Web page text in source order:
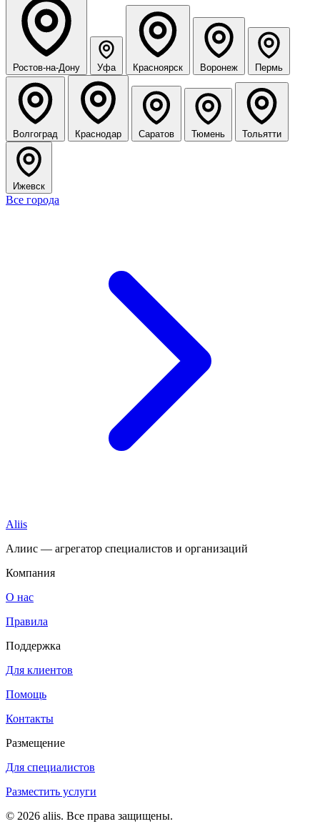
Ростов-на-Дону Уфа Красноярск Воронеж Пермь
Волгоград Краснодар Саратов Тюмень Тольятти
Ижевск
Все города
Aliis
Алиис — агрегатор специалистов и организаций
Компания
О нас
Правила
Поддержка
Для клиентов
Помощь
Контакты
Размещение
Для специалистов
Разместить услуги
© 2026 aliis. Все права защищены.